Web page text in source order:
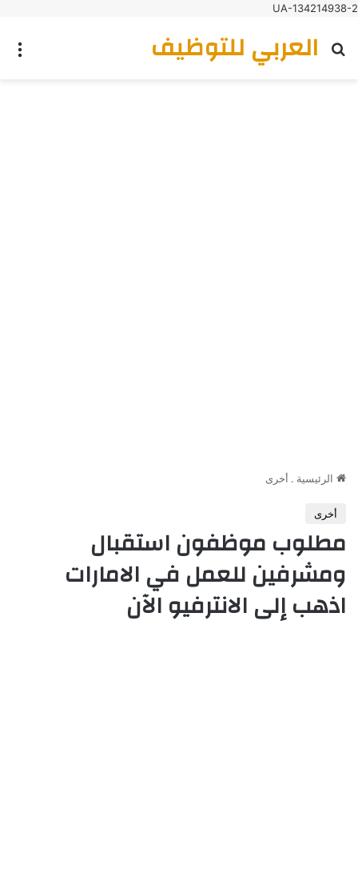
UA-134214938-2
العربي للتوظيف
بحث عن
الرئيسية . أخرى
أخرى
مطلوب موظفون استقبال
ومشرفين للعمل في الامارات
اذهب إلى الانترفيو الآن